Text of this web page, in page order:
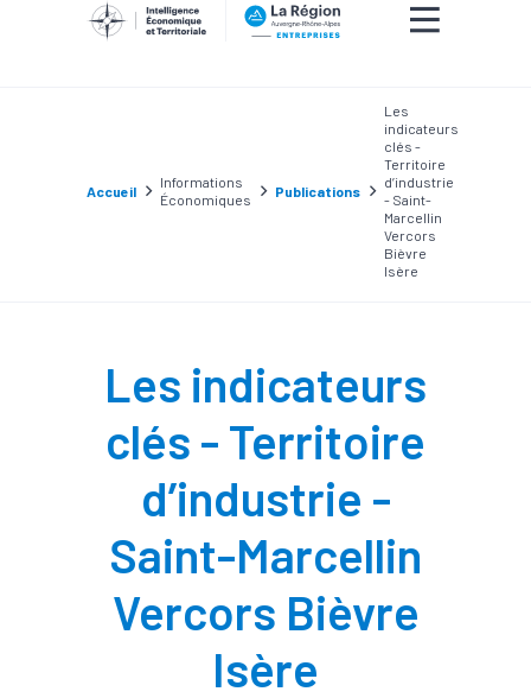
Accueil
Informations
Économiques
Publications
Les
indicateurs
clés -
Territoire
d’industrie
- Saint-
Marcellin
Vercors
Bièvre
Isère
Les indicateurs
clés - Territoire
d’industrie -
Saint-Marcellin
Vercors Bièvre
Isère